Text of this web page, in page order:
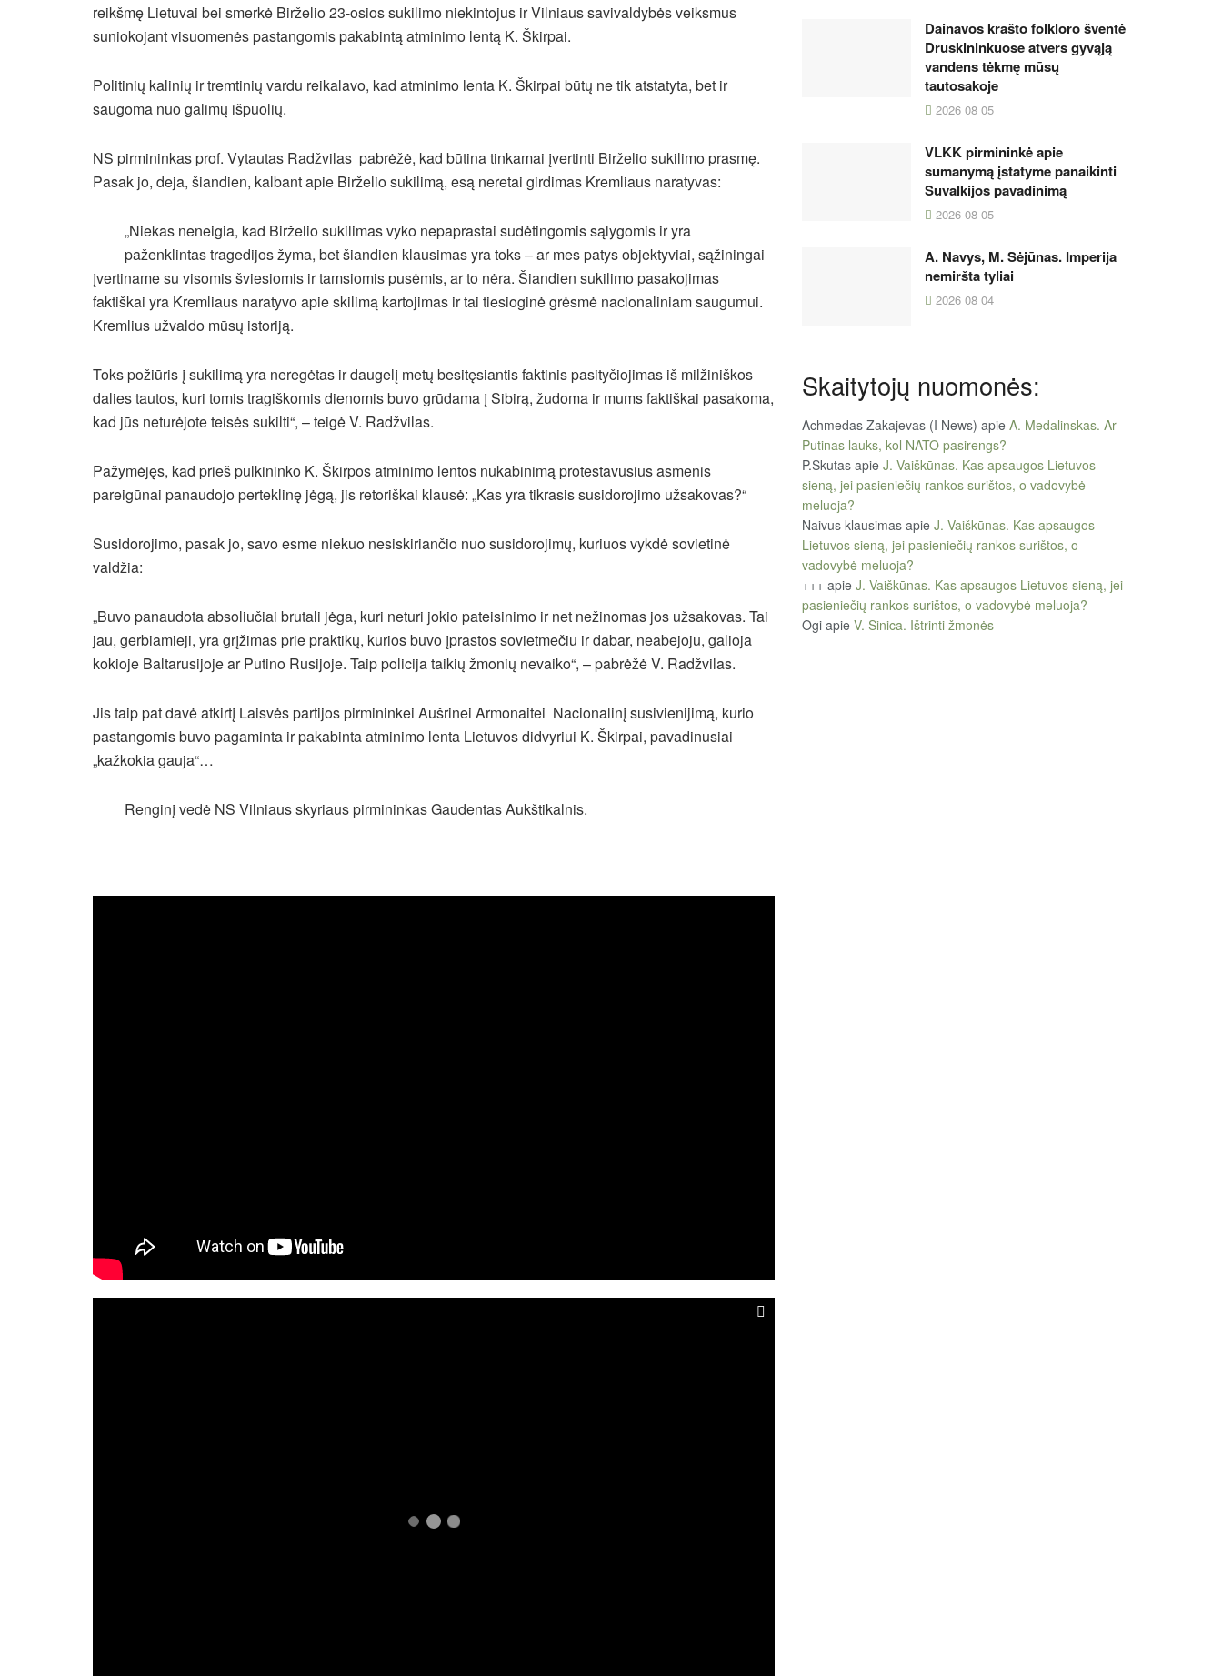
reikšmę Lietuvai bei smerkė Birželio 23-osios sukilimo niekintojus ir Vilniaus savivaldybės veiksmus
suniokojant visuomenės pastangomis pakabintą atminimo lentą K. Škirpai.
Politinių kalinių ir tremtinių vardu reikalavo, kad atminimo lenta K. Škirpai būtų ne tik atstatyta, bet ir
saugoma nuo galimų išpuolių.
NS pirmininkas prof. Vytautas Radžvilas pabrėžė, kad būtina tinkamai įvertinti Birželio sukilimo prasmę.
Pasak jo, deja, šiandien, kalbant apie Birželio sukilimą, esą neretai girdimas Kremliaus naratyvas:
„Niekas neneigia, kad Birželio sukilimas vyko nepaprastai sudėtingomis sąlygomis ir yra
paženklintas tragedijos žyma, bet šiandien klausimas yra toks – ar mes patys objektyviai, sąžiningai
įvertiname su visomis šviesiomis ir tamsiomis pusėmis, ar to nėra. Šiandien sukilimo pasakojimas
faktiškai yra Kremliaus naratyvo apie skilimą kartojimas ir tai tiesioginė grėsmė nacionaliniam saugumui.
Kremlius užvaldo mūsų istoriją.
Toks požiūris į sukilimą yra neregėtas ir daugelį metų besitęsiantis faktinis pasityčiojimas iš milžiniškos
dalies tautos, kuri tomis tragiškomis dienomis buvo grūdama į Sibirą, žudoma ir mums faktiškai pasakoma,
kad jūs neturėjote teisės sukilti“, – teigė V. Radžvilas.
Pažymėjęs, kad prieš pulkininko K. Škirpos atminimo lentos nukabinimą protestavusius asmenis
pareigūnai panaudojo perteklinę jėgą, jis retoriškai klausė: „Kas yra tikrasis susidorojimo užsakovas?“
Susidorojimo, pasak jo, savo esme niekuo nesiskiriančio nuo susidorojimų, kuriuos vykdė sovietinė
valdžia:
„Buvo panaudota absoliučiai brutali jėga, kuri neturi jokio pateisinimo ir net nežinomas jos užsakovas. Tai
jau, gerbiamieji, yra grįžimas prie praktikų, kurios buvo įprastos sovietmečiu ir dabar, neabejoju, galioja
kokioje Baltarusijoje ar Putino Rusijoje. Taip policija taikių žmonių nevaiko“, – pabrėžė V. Radžvilas.
Jis taip pat davė atkirtį Laisvės partijos pirmininkei Aušrinei Armonaitei Nacionalinį susivienijimą, kurio
pastangomis buvo pagaminta ir pakabinta atminimo lenta Lietuvos didvyriui K. Škirpai, pavadinusiai
„kažkokia gauja“…
Renginį vedė NS Vilniaus skyriaus pirmininkas Gaudentas Aukštikalnis.
Dainavos krašto folkloro šventė
Druskininkuose atvers gyvąją
vandens tėkmę mūsų
tautosakoje
2026 08 05
VLKK pirmininkė apie
sumanymą įstatyme panaikinti
Suvalkijos pavadinimą
2026 08 05
A. Navys, M. Sėjūnas. Imperija
nemiršta tyliai
2026 08 04
Skaitytojų nuomonės:
Achmedas Zakajevas (I News) apie A. Medalinskas. Ar
Putinas lauks, kol NATO pasirengs?
P.Skutas apie J. Vaiškūnas. Kas apsaugos Lietuvos
sieną, jei pasieniečių rankos surištos, o vadovybė
meluoja?
Naivus klausimas apie J. Vaiškūnas. Kas apsaugos
Lietuvos sieną, jei pasieniečių rankos surištos, o
vadovybė meluoja?
+++ apie J. Vaiškūnas. Kas apsaugos Lietuvos sieną, jei
pasieniečių rankos surištos, o vadovybė meluoja?
Ogi apie V. Sinica. Ištrinti žmonės